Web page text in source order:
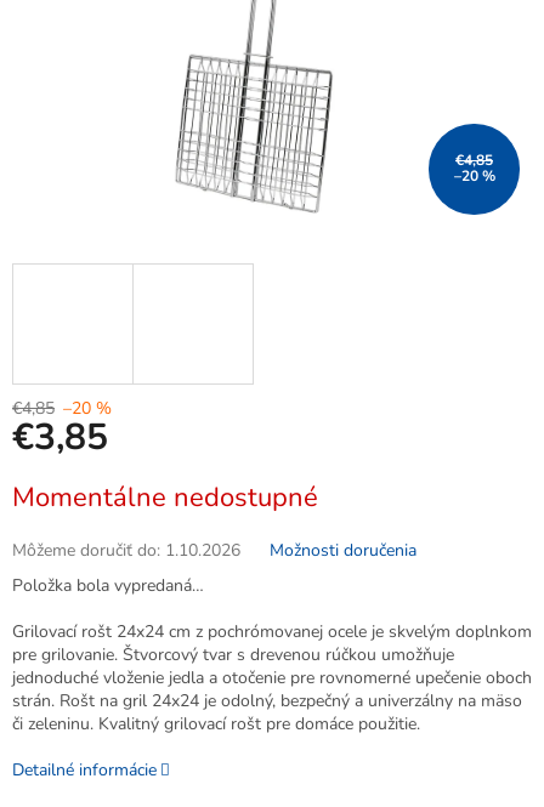
€4,85
–20 %
€4,85 –20 %
€3,85
cena:
Momentálne nedostupné
Môžeme doručiť do: 1.10.2026
Možnosti doručenia
Položka bola vypredaná…
Grilovací rošt 24x24 cm z pochrómovanej ocele je skvelým doplnkom
pre grilovanie. Štvorcový tvar s drevenou rúčkou umožňuje
jednoduché vloženie jedla a otočenie pre rovnomerné upečenie oboch
strán. Rošt na gril 24x24 je odolný, bezpečný a univerzálny na mäso
či zeleninu. Kvalitný grilovací rošt pre domáce použitie.
Detailné informácie